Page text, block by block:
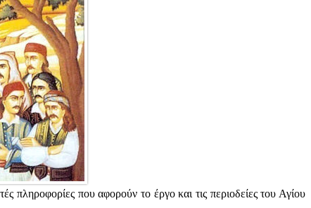
πληροφορίες που αφορούν το έργο και τις περιοδείες του Αγίου